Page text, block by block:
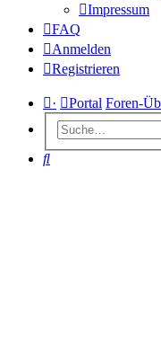
Impressum
FAQ
Anmelden
Registrieren
· Portal Foren-
Suche